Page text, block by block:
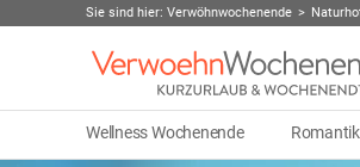
Sie sind hier: Verwöhnwochenende
Wellness Wochenende